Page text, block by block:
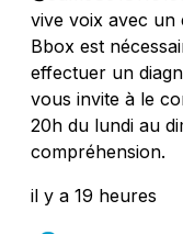
vive voix avec un
Bbox est
effectuer un
vous invite à le
20h du lundi au
compréhension.
il y a 19 heures